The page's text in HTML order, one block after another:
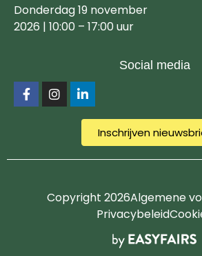
Donderdag 19 november
2026 | 10:00 – 17:00 uur
Social media
Inschrijven
Copyright 2026Algemene
Privacybeleid